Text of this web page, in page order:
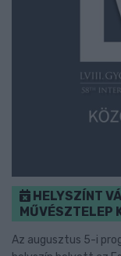
HELYSZÍNT
MŰVÉSZTELEP
Az augusztus 5-i